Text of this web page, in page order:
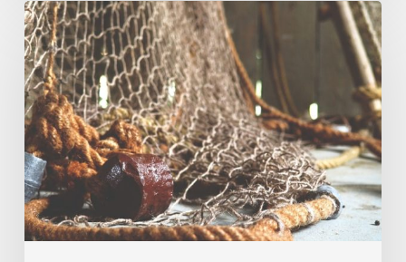
Komentár
k
textom
na
17.
nedeľu
v
období
cez
rok
„A“